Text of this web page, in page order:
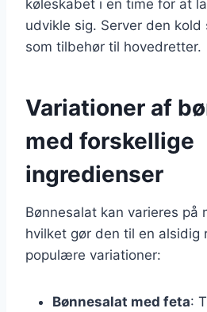
køleskabet i en time for at
udvikle sig. Server den
som tilbehør til hovedretter.
Variationer af
med forskellige
ingredienser
Bønnesalat kan varieres på
hvilket gør den til en alsidig
populære variationer:
Bønnesalat med feta: